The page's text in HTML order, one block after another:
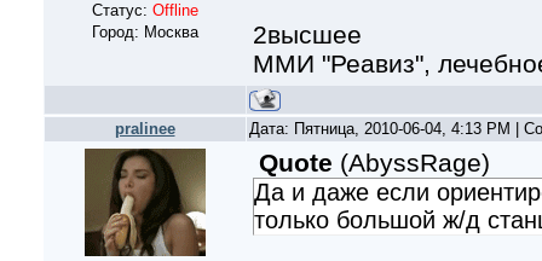
Статус: Offline
Город: Москва
2высшее
ММИ "Реавиз",
pralinee Дата: Пятница, 2010-06-04, 4:13 PM |
Quote (AbyssRage)
Да и даже если
только большой ж/д